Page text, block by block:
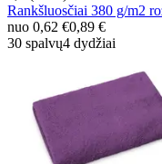
Rankšluosčiai 380 g/m2
nuo 0,62 €0,89 €
30 spalvų4 dydžiai